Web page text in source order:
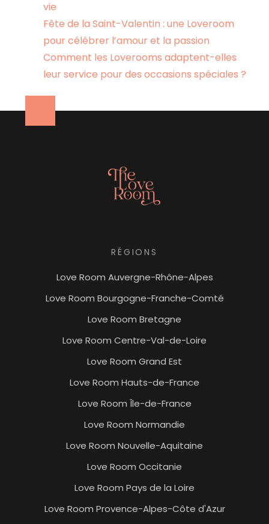
vie
Fête de la Saint-Valentin : une Loveroom
pour célébrer l’amour et la passion
Comment les Loverooms adaptent-elles
leur service pour des occasions spéciales ?
RÉGIONS
Love Room Auvergne-Rhône-Alpes
Love Room Bourgogne-Franche-Comté
Love Room Bretagne
Love Room Centre-Val-de-Loire
Love Room Grand Est
Love Room Hauts-de-France
Love Room Île-de-France
Love Room Normandie
Love Room Nouvelle-Aquitaine
Love Room Occitanie
Love Room Pays de la Loire
Love Room Provence-Alpes-Côte d'Azur